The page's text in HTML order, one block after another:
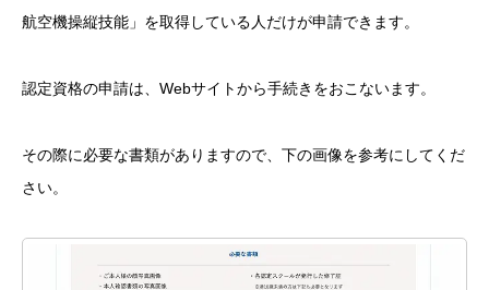
航空機操縦技能」を取得している人だけが申請できます。
認定資格の申請は、Webサイトから手続きをおこないます。
その際に必要な書類がありますので、下の画像を参考にしてくだ
さい。